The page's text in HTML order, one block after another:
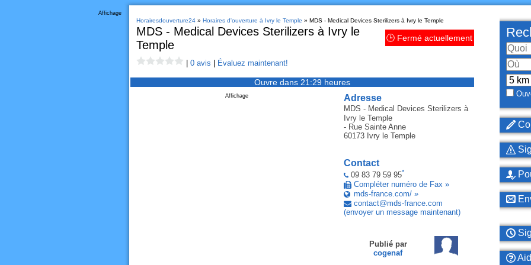
Affichage
Horairesdouverture24» Horaires d'ouverture à Ivry le Temple » MDS - Medical Devices Sterilizers à Ivry le Temple
MDS - Medical Devices Sterilizers à Ivry le
Temple
🕒 Fermé actuellement
0 avis Évaluez maintenant!
Ouvre dans 21:29 heures
Adresse
MDS - Medical Devices Sterilizers à
Ivry le Temple
- Rue Sainte Anne
60173 Ivry le Temple
Contact
09 83 79 59 95*
Compléter numéro de Fax »
mds-france.com/ »
contact@mds-france.com
(envoyer un message maintenant)
Publié par
cogenaf
Affichage